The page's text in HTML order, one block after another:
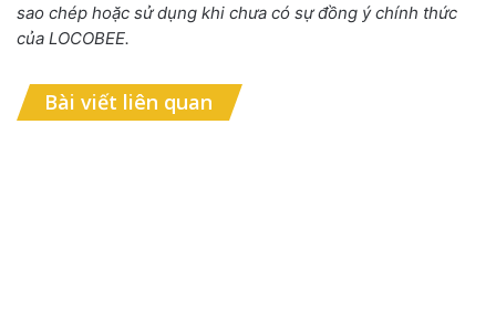
sao chép hoặc sử dụng khi chưa có sự đồng ý chính thức
của LOCOBEE.
Bài viết liên quan